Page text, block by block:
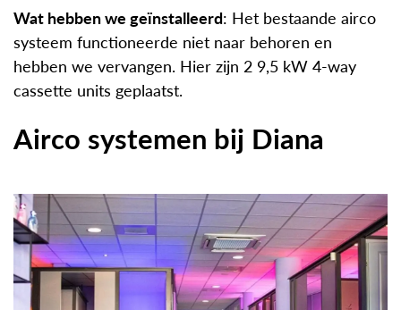
Wat hebben we geïnstalleerd: Het bestaande airco
systeem functioneerde niet naar behoren en
hebben we vervangen. Hier zijn 2 9,5 kW 4-way
cassette units geplaatst.
Airco systemen bij Diana